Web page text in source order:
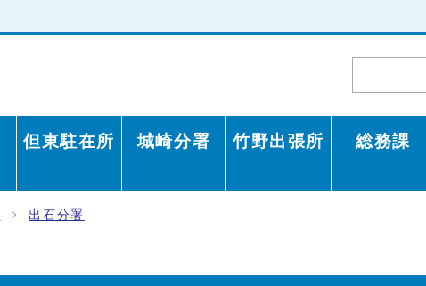
但東駐在所 城崎分署 竹野出張所 総務課
出石分署